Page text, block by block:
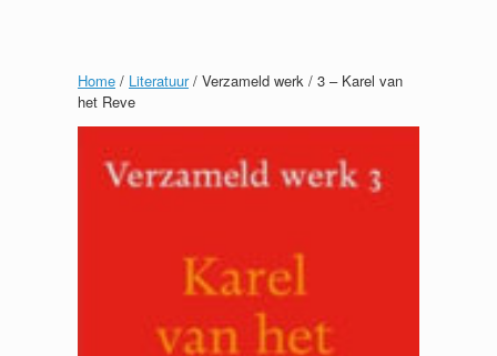
Home / Literatuur/ Verzameld werk / 3 – Karel van
het Reve